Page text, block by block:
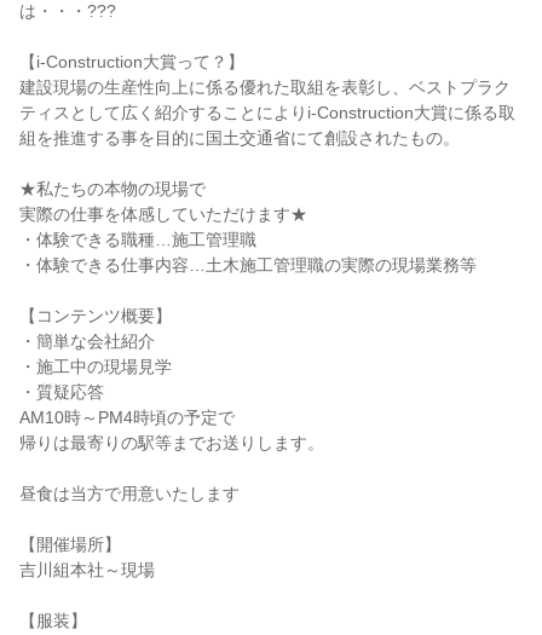
は・・・???
【i-Construction大賞って？】
建設現場の生産性向上に係る優れた取組を表彰し、ベストプラク
ティスとして広く紹介することによりi-Construction大賞に係る取
組を推進する事を目的に国土交通省にて創設されたもの。
★私たちの本物の現場で
実際の仕事を体感していただけます★
・体験できる職種…施工管理職
・体験できる仕事内容…土木施工管理職の実際の現場業務等
【コンテンツ概要】
・簡単な会社紹介
・施工中の現場見学
・質疑応答
AM10時～PM4時頃の予定で
帰りは最寄りの駅等までお送りします。
昼食は当方で用意いたします
【開催場所】
吉川組本社～現場
【服装】